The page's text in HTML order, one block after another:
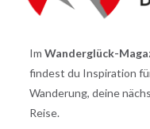
Im Wanderglück-
findest du Inspiration
Wanderung, deine
Reise.